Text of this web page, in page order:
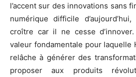
l’accent sur des innovations sans
numérique difficile
croître car il ne cesse d’innover.
valeur fondamentale pour laquelle
relâche à générer des
proposer aux produits